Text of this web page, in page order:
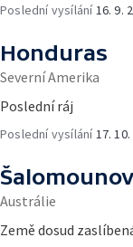
Poslední vysílání 16. 9.
Honduras
Severní Amerika
Poslední ráj
Poslední vysílání 17.
Austrálie
Země dosud